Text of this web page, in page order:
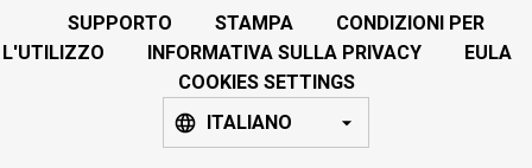
SUPPORTO STAMPA
CONDIZIONI PER
L'UTILIZZO
INFORMATIVA SULLA PRIVACY
EULA
COOKIES SETTINGS
ITALIANO